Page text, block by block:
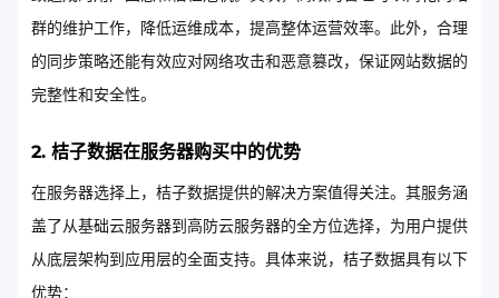
群的维护工作，降低运维成本，提高整体运营效率。此外，合理
的同步策略还能有效应对网络攻击和恶意篡改，保证网站数据的
完整性和安全性。
2. 桔子数据在服务器购买中的优势
在服务器选择上，桔子数据提供的解决方案值得关注。其服务涵
盖了从基础云服务器到高防云服务器的全方位选择，为用户提供
从底层架构到应用层的全面支持。具体来说，桔子数据具有以下
优势：